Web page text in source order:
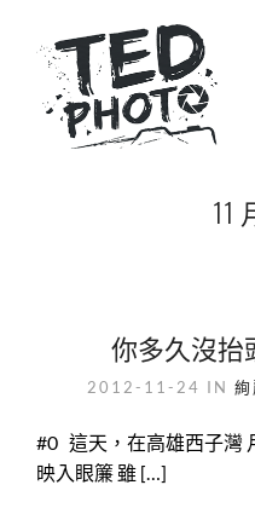
11
你多久沒抬
2012-11-24 IN
#0 這天，在高雄西子灣
映入眼簾 雖 […]